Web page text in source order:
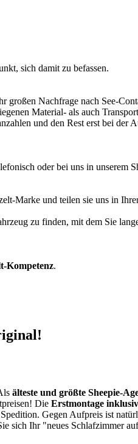
sich damit zu befassen.
Nachfrage nach See-
Material- als auch
und den Rest erst bei der
oder bei uns in
Marke und teilen sie uns in
zu finden, mit dem Sie
Kompetenz.
älteste und größte Sheepie-
Die Erstmontage
Gegen Aufpreis ist
sich Ihr "neues Schlafzimmer